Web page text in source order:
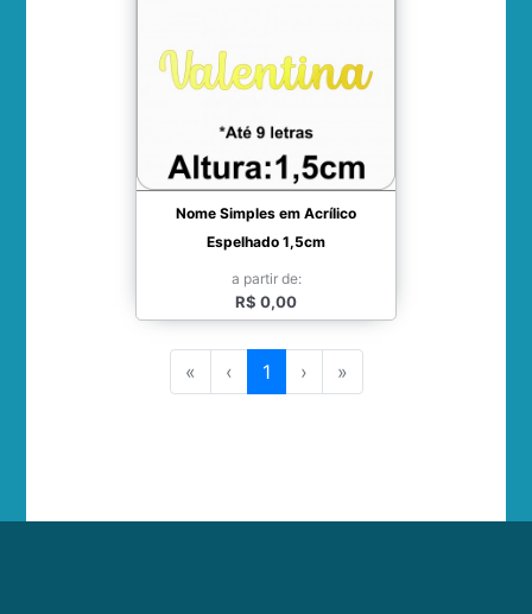
Nome Simples em Acrílico
Espelhado 1,5cm
a partir de:
R$ 0,00
« ‹ 1 › »